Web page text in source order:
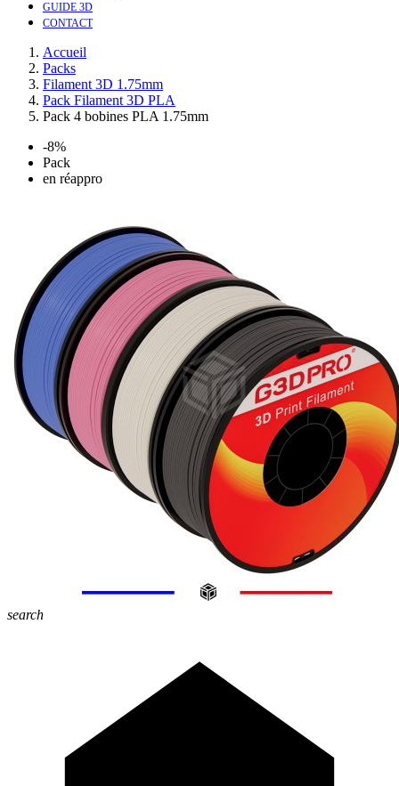
GUIDE 3D
CONTACT
Accueil
Packs
Filament 3D 1.75mm
Pack Filament 3D PLA
Pack 4 bobines PLA 1.75mm
-8%
Pack
en réappro
search